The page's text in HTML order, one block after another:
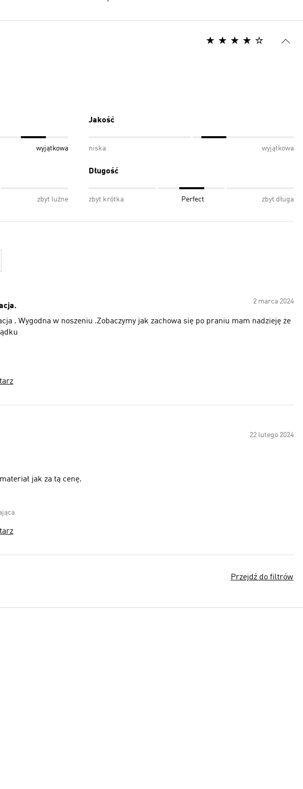
wyjątkowa
Jakość
niska wyjątkowa
zbyt luźne
Długość
zbyt krótka Perfect zbyt długa
2 marca 2024
. Wygodna w noszeniu .Zobaczymy jak zachowa się po praniu mam nadzieję że
22 lutego 2024
jak za tą cenę.
Przejdź do filtrów